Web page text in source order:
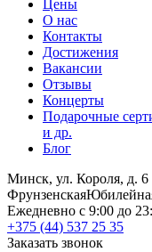
Цены
О нас
Контакты
Достижения
Вакансии
Отзывы
Концерты
Подарочные
и др.
Блог
Минск, ул. Короля, д. 6
Фрунзенская
Ежедневно с 9:00 до
+375 (44) 537 25 35
Заказать звонок